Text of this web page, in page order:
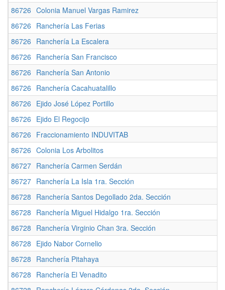
86726 Colonia Manuel Vargas Ramirez
86726 Ranchería Las Ferias
86726 Ranchería La Escalera
86726 Ranchería San Francisco
86726 Ranchería San Antonio
86726 Ranchería Cacahuatalillo
86726 Ejido José López Portillo
86726 Ejido El Regocijo
86726 Fraccionamiento INDUVITAB
86726 Colonia Los Arbolitos
86727 Ranchería Carmen Serdán
86727 Ranchería La Isla 1ra. Sección
86728 Ranchería Santos Degollado 2da. Sección
86728 Ranchería Miguel Hidalgo 1ra. Sección
86728 Ranchería Virginio Chan 3ra. Sección
86728 Ejido Nabor Cornelio
86728 Ranchería Pitahaya
86728 Ranchería El Venadito